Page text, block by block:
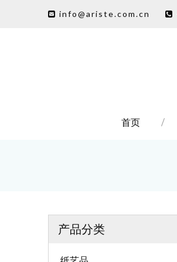
 info@ariste.com.cn 
首页
产品分类